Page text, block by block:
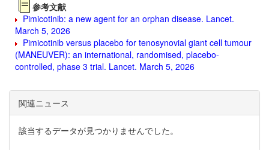
参考文献
Pimicotinib: a new agent for an orphan disease. Lancet.
March 5, 2026
Pimicotinib versus placebo for tenosynovial giant cell tumour
(MANEUVER): an international, randomised, placebo-
controlled, phase 3 trial. Lancet. March 5, 2026
関連ニュース
該当するデータが見つかりませんでした。